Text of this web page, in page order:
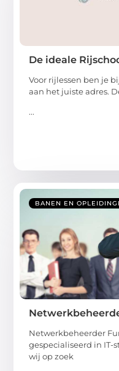
De ideale
Voor rijlessen ben je
aan het juiste adres.
...
BANEN EN
Netwerkbeheerder
gespecialiseerd in
wij op zoek